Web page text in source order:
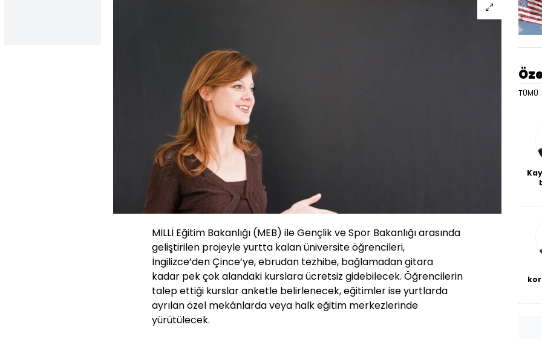
MİLLİ Eğitim Bakanlığı (MEB) ile Gençlik ve Spor Bakanlığı arasında
geliştirilen projeyle yurtta kalan üniversite öğrencileri,
İngilizce’den Çince’ye, ebrudan tezhibe, bağlamadan gitara
kadar pek çok alandaki kurslara ücretsiz gidebilecek. Öğrencilerin
talep ettiği kurslar anketle belirlenecek, eğitimler ise yurtlarda
ayrılan özel mekânlarda veya halk eğitim merkezlerinde
yürütülecek.
TÜMÜ